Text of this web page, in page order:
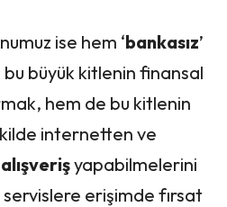
ise hem ‘bankasız’
bu büyük kitlenin finansal
hem de bu kitlenin
internetten ve
alışverişyapabilmelerini
servislere erişimde fırsat